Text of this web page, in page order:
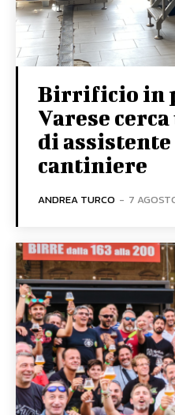
Birrificio in
Varese
di
cantiniere
ANDREA TURCO - 7